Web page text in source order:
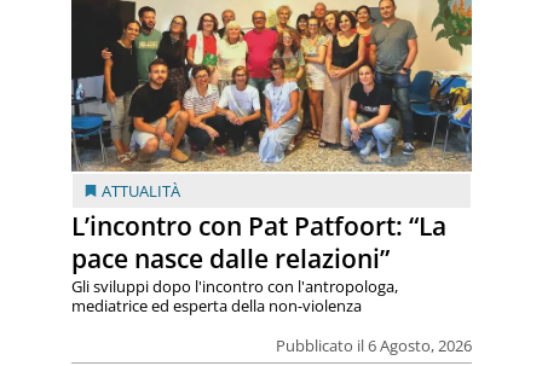
ATTUALITÀ
L’incontro con Pat Patfoort: “La
pace nasce dalle relazioni”
Pubblicato il 6 Agosto, 2026
Gli sviluppi dopo l'incontro con l'antropologa,
mediatrice ed esperta della non-violenza